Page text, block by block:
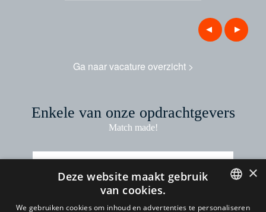
Ga naar vacature overzicht >
Enkele van onze opdrachtgevers
Match made!
DUTCH
×
Deze website maakt gebruik
van cookies.
We gebruiken cookies om inhoud en advertenties te personaliseren